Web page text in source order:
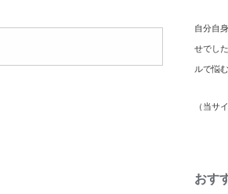
自分自
せでし
ルで悩
（ 当サ
おす